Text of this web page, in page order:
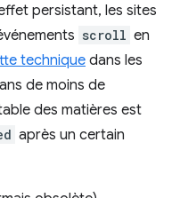
persistant, les sites
scroll en
techniquedans les
de moins de
des matières est
après un certain